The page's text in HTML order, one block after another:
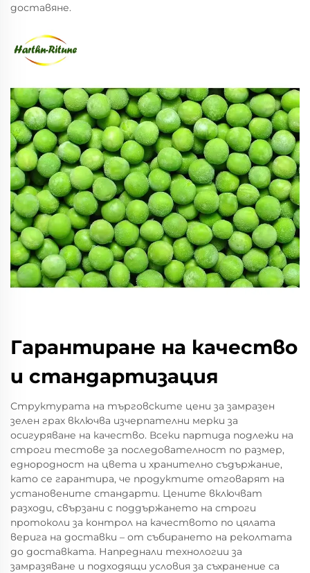
доставяне.
Гарантиране на качество
и стандартизация
Структурата на търговските цени за замразен
зелен грах включва изчерпателни мерки за
осигуряване на качество. Всеки партида подлежи на
строги тестове за последователност по размер,
еднородност на цвета и хранително съдържание,
като се гарантира, че продуктите отговарят на
установените стандарти. Цените включват
разходи, свързани с поддържането на строги
протоколи за контрол на качеството по цялата
верига на доставки – от събирането на реколтата
до доставката. Напреднали технологии за
замразяване и подходящи условия за съхранение са